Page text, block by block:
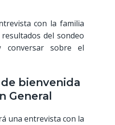
con la familia
del sondeo
conversar sobre el
bienvenida
General
una entrevista con la